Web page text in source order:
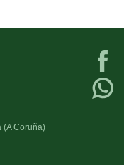
(A Coruña)